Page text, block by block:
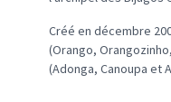
Créé en décembre
(Orango,
(Adonga, Canoupa et